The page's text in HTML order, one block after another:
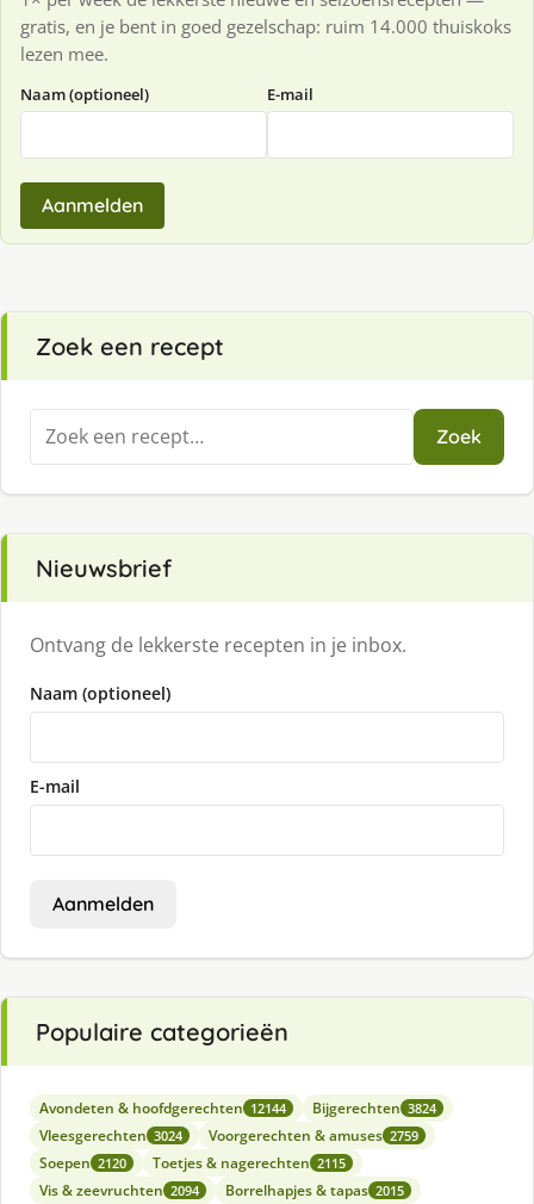
gratis, en je bent in goed gezelschap: ruim 14.000 thuiskoks
lezen mee.
Naam (optioneel) E-mail
Aanmelden
Zoek een recept
Zoeken
naar:
Zoek
Nieuwsbrief
Ontvang de lekkerste recepten in je inbox.
Naam (optioneel)
E-mail
Aanmelden
Populaire categorieën
Avondeten & hoofdgerechten 12144 Bijgerechten 3824
Vleesgerechten 3024 Voorgerechten & amuses 2759
Soepen 2120 Toetjes & nagerechten 2115
Vis & zeevruchten 2094 Borrelhapjes & tapas 2015